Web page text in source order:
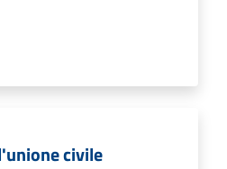
civile